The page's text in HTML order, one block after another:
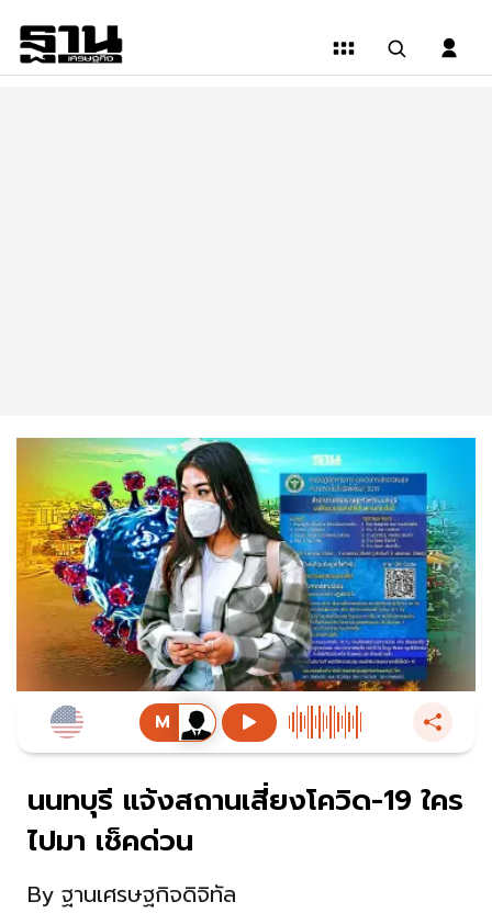
นนทบุรี แจ้งสถานเสี่ยงโควิด-19 ใคร
ไปมา เช็คด่วน
By ฐานเศรษฐกิจดิจิทัล